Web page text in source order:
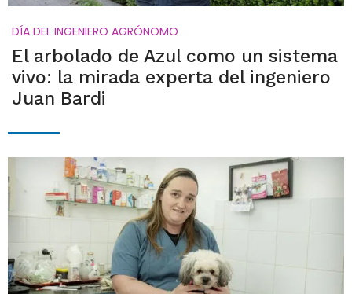
DÍA DEL INGENIERO AGRÓNOMO
El arbolado de Azul como un sistema
vivo: la mirada experta del ingeniero
Juan Bardi